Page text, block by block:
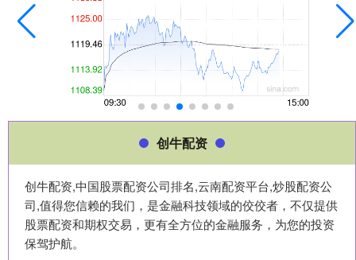
创牛配资
创牛配资,中国股票配资公司排名,云南配资平台,炒股配资公
司,值得您信赖的我们，是金融科技领域的佼佼者，不仅提供
股票配资和期权交易，更有全方位的金融服务，为您的投资
保驾护航。